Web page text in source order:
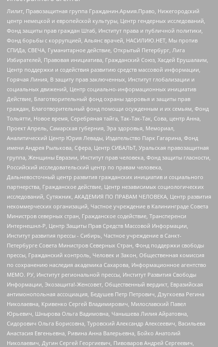
Лилит, Правозащитная группа Гражданин.Армия.Право, Нижегородский
центр немецкой и европейской культуры, Центр гендерных исследований,
Фонд защиты прав граждан Штаб, Институт права и публичной политики,
Фонд борьбы с коррупцией, Альянс врачей, НАСИЛИЮ.НЕТ, Мы против
СПИДа, СВЕЧА, Гуманитарное действие, Открытый Петербург, Лига
Избирателей, Правовая инициатива, Гражданский Союз, Хасдей Ерушалаим,
Центр поддержки и содействия развитию средств массовой информации,
Горячая Линия, В защиту прав заключенных, Институт глобализации и
социальных движений, Центр социально-информационных инициатив
Действие, Благотворительный фонд охраны здоровья и защиты прав
граждан, Благотворительный фонд помощи осужденным и их семьям, Фонд
Тольятти, Новое время, Серебряная тайга, Так-Так-Так, Сова, центр Анна,
Проект Апрель, Самарская губерния, Эра здоровья, Мемориал,
Аналитический Центр Юрия Левады, Издательство Парк Гагарина, Фонд
имени Андрея Рылькова, Сфера, Центр СИБАЛЬТ, Уральская правозащитная
группа, Женщины Евразии, Институт прав человека, Фонд защиты гласности,
Российский исследовательский центр по правам человека,
Дальневосточный центр развития гражданских инициатив и социального
партнерства, Гражданское действие, Центр независимых социологических
исследований, Сутяжник, АКАДЕМИЯ ПО ПРАВАМ ЧЕЛОВЕКА, Центр развития
некоммерческих организаций, Частное учреждение в Калининграде Совета
Министров северных стран, Гражданское содействие, Трансперенси
Интернешнл-Р, Центр Защиты Прав Средств Массовой Информации,
Институт развития прессы - Сибирь, Частное учреждение в Санкт-
Петербурге Совета Министров Северных Стран, Фонд поддержки свободы
прессы, Гражданский контроль, Человек и Закон, Общественная комиссия
по сохранению наследия академика Сахарова, Информационное агентство
МЕМО. РУ, Институт региональной прессы, Институт Развития Свободы
Информации, Экозащита!-Женсовет, Общественный вердикт, Евразийская
антимонопольная ассоциация, Бедушев Петр Петрович, Дзугкоева Регина
Николаевна, Кривенко Сергей Владимирович, Милославский Павел
Юрьевич, Шнырова Ольга Вадимовна, Чанышева Лилия Айратовна,
Сидорович Ольга Борисовна, Туровский Александр Алексеевич, Васильева
Анастасия Евгеньевна, Ривина Анна Валерьевна, Бойко Анатолий
Николаевич, Дугин Сергей Георгиевич, Пивоваров Андрей Сергеевич,